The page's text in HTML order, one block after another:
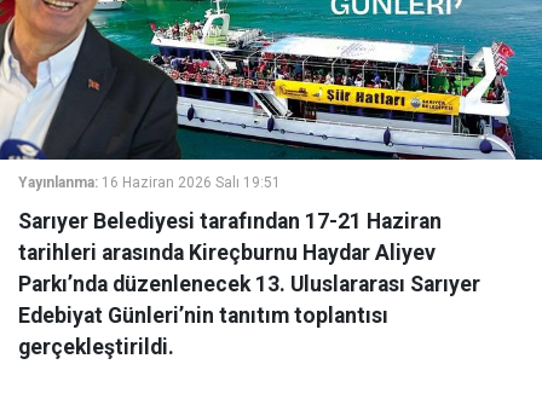
Yayınlanma: 16 Haziran 2026 Salı 19:51
Sarıyer Belediyesi tarafından 17-21 Haziran
tarihleri arasında Kireçburnu Haydar Aliyev
Parkı’nda düzenlenecek 13. Uluslararası Sarıyer
Edebiyat Günleri’nin tanıtım toplantısı
gerçekleştirildi.